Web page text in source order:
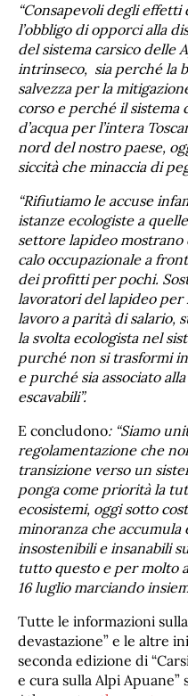
“Consapevoli degli
l’obbligo di opporci alla
del sistema carsico delle
intrinseco, sia perché la
salvezza per la
corso e perché il sistema
d’acqua per l’intera
nord del nostro paese,
siccità che minaccia di
“Rifiutiamo le accuse
istanze ecologiste a
settore lapideo
calo occupazionale a
dei profitti per pochi.
lavoratori del lapideo per
lavoro a parità di salario,
la svolta ecologista nel
purché non si trasformi
e purché sia associato
escavabili”.
E concludono: “Siamo
regolamentazione che
transizione verso un
ponga come priorità la
ecosistemi, oggi sotto
minoranza che
insostenibili e insanabili
tutto questo e per molto
16 luglio marciando
Tutte le informazioni
devastazione” e le altre
seconda edizione di
e cura sulla Alpi